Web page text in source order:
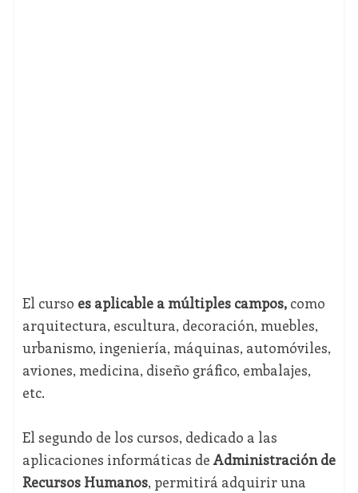
El curso es aplicable a múltiples campos,como
arquitectura, escultura, decoración, muebles,
urbanismo, ingeniería, máquinas, automóviles,
aviones, medicina, diseño gráfico, embalajes,
etc.
El segundo de los cursos, dedicado a las
aplicaciones informáticas de Administración de
Recursos Humanos, permitirá adquirir una